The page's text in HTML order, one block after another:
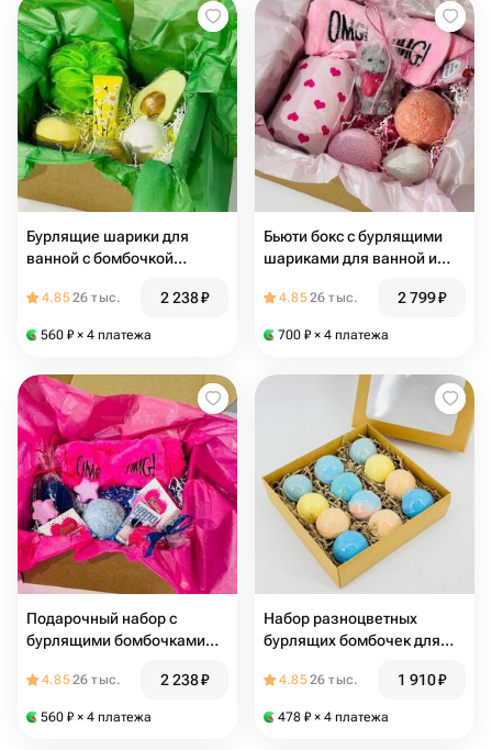
Бурлящие шарики для
ванной с бомбочкой
наборе бьюти бокс
4.8526 тыс. 2 238₽
560 ₽ × 4 платежа
Бьюти бокс с бурлящими
шариками для ванной и
4.8526 тыс. 2 799₽
700 ₽ × 4 платежа
Подарочный набор с
бурлящими бомбочками
4.8526 тыс. 2 238₽
560 ₽ × 4 платежа
Набор разноцветных
бурлящих бомбочек для
4.8526 тыс. 1 910₽
478 ₽ × 4 платежа